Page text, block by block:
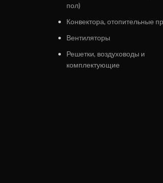
пол)
Конвектора, отопительные
Вентиляторы
Решетки, воздуховоды и
комплектующие